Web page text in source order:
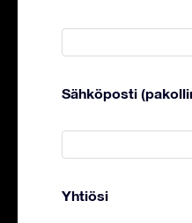
Sähköposti
Yhtiösi